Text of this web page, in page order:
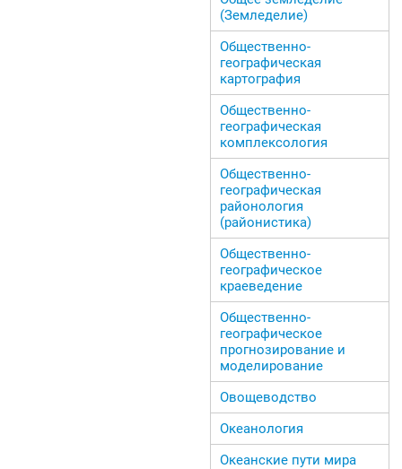
(Земледелие)
Общественно-
географическая
картография
Общественно-
географическая
комплексология
Общественно-
географическая
районология
(районистика)
Общественно-
географическое
краеведение
Общественно-
географическое
прогнозирование и
моделирование
Овощеводство
Океанология
Океанские пути мира